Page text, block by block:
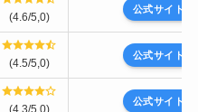
(4.6/5,0)
公式サイト
(4.5/5,0)
公式サイト
(4.3/5,0)
公式サイト